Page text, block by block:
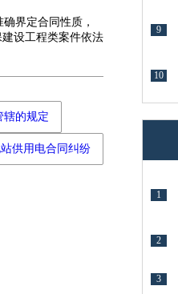
界定合同性质，
设工程类案件依法
辖的规定
供用电合同纠纷
9
10
1
2
3